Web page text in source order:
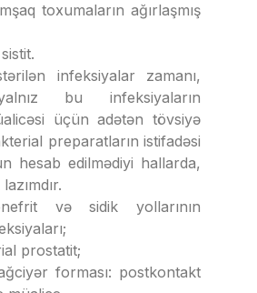
toxumaların ağırlaşmış
infeksiyalar zamanı,
bu infeksiyaların
üçün adətən tövsiyə
preparatların istifadəsi
hesab edilmədiyi hallarda,
və sidik yollarının
prostatit;
forması: postkontakt